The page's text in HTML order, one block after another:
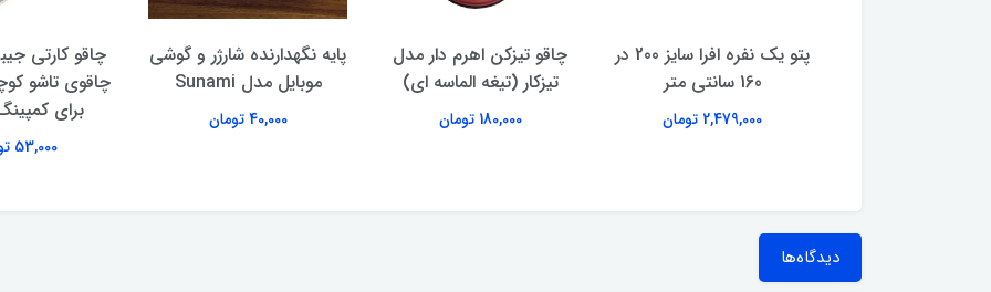
پتو یک نفره افرا سایز 200 در
160 سانتی متر
2,479,000 تومان
چاقو تیزکن اهرم‌ دار مدل
تیزکار (تیغه الماسه ای)
180,000 تومان
پایه نگهدارنده شارژر و گوشی
موبایل مدل Sunami
40,000 تومان
چاقو کارتی
چاقوی تاشو
برای
53,000 تومان
دیدگاه‌ها